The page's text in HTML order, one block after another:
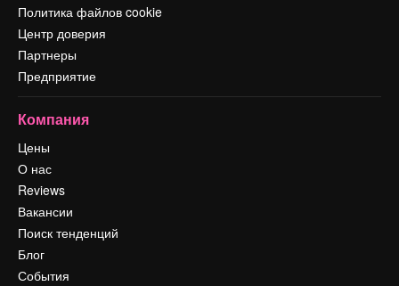
Политика файлов cookie
Центр доверия
Партнеры
Предприятие
Компания
Цены
О нас
Reviews
Вакансии
Поиск тенденций
Блог
События